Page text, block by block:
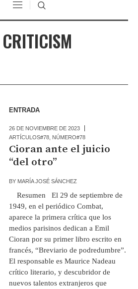
CRITICISM
ENTRADA
26 DE NOVIEMBRE DE 2023
ARTÍCULOS#78 NÚMERO#78
Cioran ante el juicio
“del otro”
BY MARÍA JOSÉ SÁNCHEZ
Resumen El 29 de septiembre de
1949, en el periódico Combat,
aparece la primera crítica que los
medios parisinos dedican a Emil
Cioran por su primer libro escrito en
francés, “Breviario de podredumbre”.
El responsable es Maurice Nadeau
crítico literario, y descubridor de
nuevos talentos extranjeros que